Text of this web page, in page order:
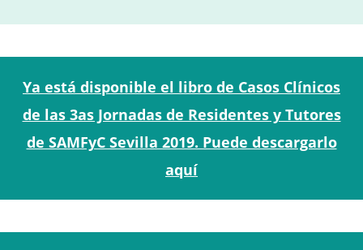
Ya está disponible el libro de Casos Clínicos
de las 3as Jornadas de Residentes y Tutores
de SAMFyC Sevilla 2019. Puede descargarlo
aquí